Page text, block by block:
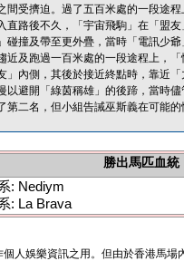
間受擠迫。過了五百米處的一段途
直路後不久，「宇宙飛駒」在「盟
碰撞及帶至更外疊，當時「電訊少
近及跑過一百米處的一段途程上，
」內側，其後於接近終點時，靠近
以避開「綠茵稱雄」的後蹄，當時
第二名，但小組告誡巫斯義在可能
勝出馬匹血統
: Nediym
: La Brava
人娛樂資訊之用。但由於香港馬